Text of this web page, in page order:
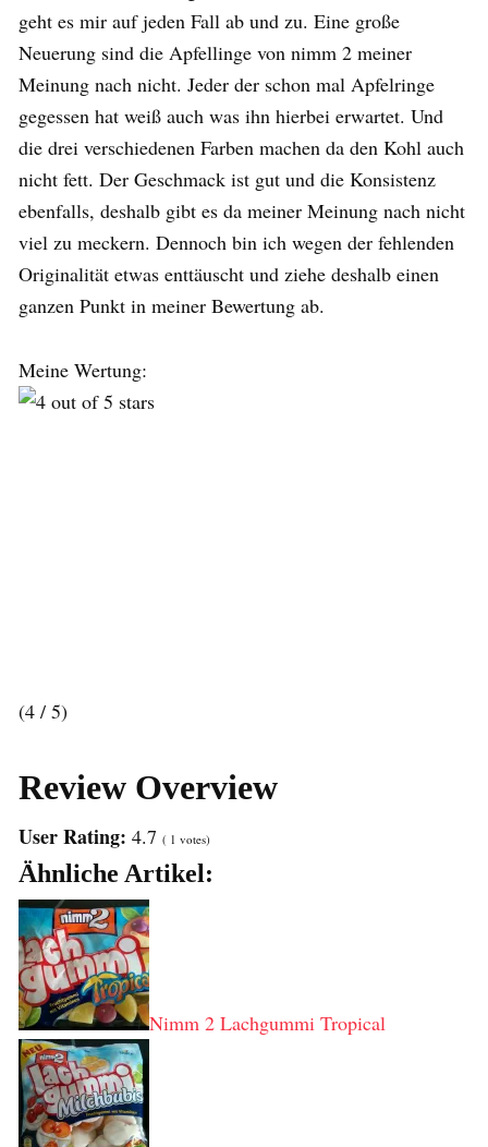
geht es mir auf jeden Fall ab und zu. Eine große
Neuerung sind die Apfellinge von nimm 2 meiner
Meinung nach nicht. Jeder der schon mal Apfelringe
gegessen hat weiß auch was ihn hierbei erwartet. Und
die drei verschiedenen Farben machen da den Kohl auch
nicht fett. Der Geschmack ist gut und die Konsistenz
ebenfalls, deshalb gibt es da meiner Meinung nach nicht
viel zu meckern. Dennoch bin ich wegen der fehlenden
Originalität etwas enttäuscht und ziehe deshalb einen
ganzen Punkt in meiner Bewertung ab.
Meine Wertung:
(4 / 5)
Review Overview
User Rating: 4.7 ( 1 votes)
Ähnliche Artikel:
Nimm 2 Lachgummi Tropical